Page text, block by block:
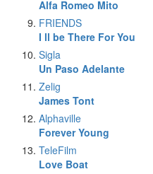
Alfa Romeo Mito
FRIENDS
I ll be There For You
Sigla
Un Paso Adelante
Zelig
James Tont
Alphaville
Forever Young
TeleFilm
Love Boat